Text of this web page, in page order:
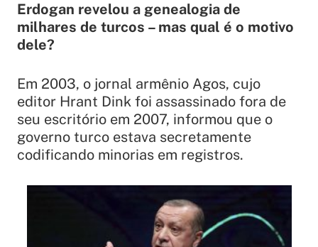
Erdogan revelou a genealogia de
milhares de turcos – mas qual é o motivo
dele?
Em 2003, o jornal armênio Agos, cujo
editor Hrant Dink foi assassinado fora de
seu escritório em 2007, informou que o
governo turco estava secretamente
codificando minorias em registros.